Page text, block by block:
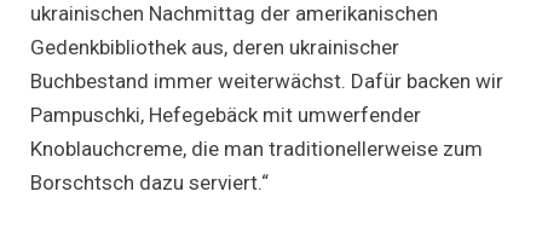
ukrainischen Nachmittag der amerikanischen
Gedenkbibliothek aus, deren ukrainischer
Buchbestand immer weiterwächst. Dafür backen wir
Pampuschki, Hefegebäck mit umwerfender
Knoblauchcreme, die man traditionellerweise zum
Borschtsch dazu serviert.“